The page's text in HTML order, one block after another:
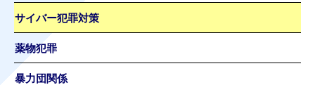
サイバー犯罪対策
薬物犯罪
暴力団関係